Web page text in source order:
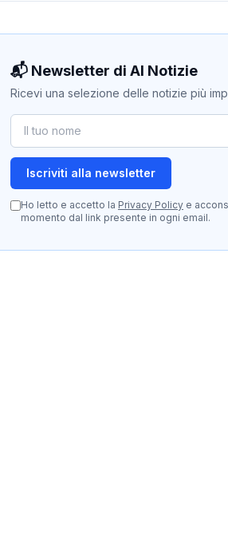
📬 Newsletter di AI Notizie
Ricevi una selezione delle notizie più
Iscriviti alla newsletter
Ho letto e accetto la Privacy Policy e
momento dal link presente in ogni email.